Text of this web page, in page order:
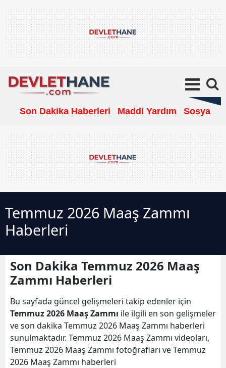
Son Dakika Haberleri Maddi Yardım Sosyal
Temmuz 2026 Maaş Zammı
Haberleri
Son Dakika Temmuz 2026 Maaş
Zammı Haberleri
Bu sayfada güncel gelişmeleri takip edenler için
Temmuz 2026 Maaş Zammı ile ilgili en son gelişmeler
ve son dakika Temmuz 2026 Maaş Zammı haberleri
sunulmaktadır. Temmuz 2026 Maaş Zammı videoları,
Temmuz 2026 Maaş Zammı fotoğrafları ve Temmuz
2026 Maaş Zammı haberleri